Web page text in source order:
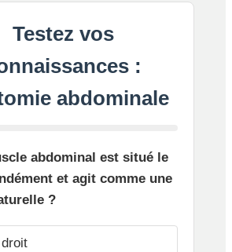
Testez vos
:
abdominale
abdominal est situé le
et agit comme une
?